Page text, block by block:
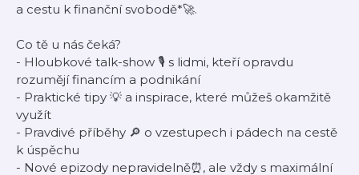
a cestu k finanční svobodě*🚀.
Co tě u nás čeká?
- Hloubkové talk-show 🎙️ s lidmi, kteří opravdu
rozumějí financím a podnikání
- Praktické tipy 💡 a inspirace, které můžeš okamžitě
využít
- Pravdivé příběhy 🔎 o vzestupech i pádech na cestě
k úspěchu
- Nové epizody nepravidelně⏰, ale vždy s maximální